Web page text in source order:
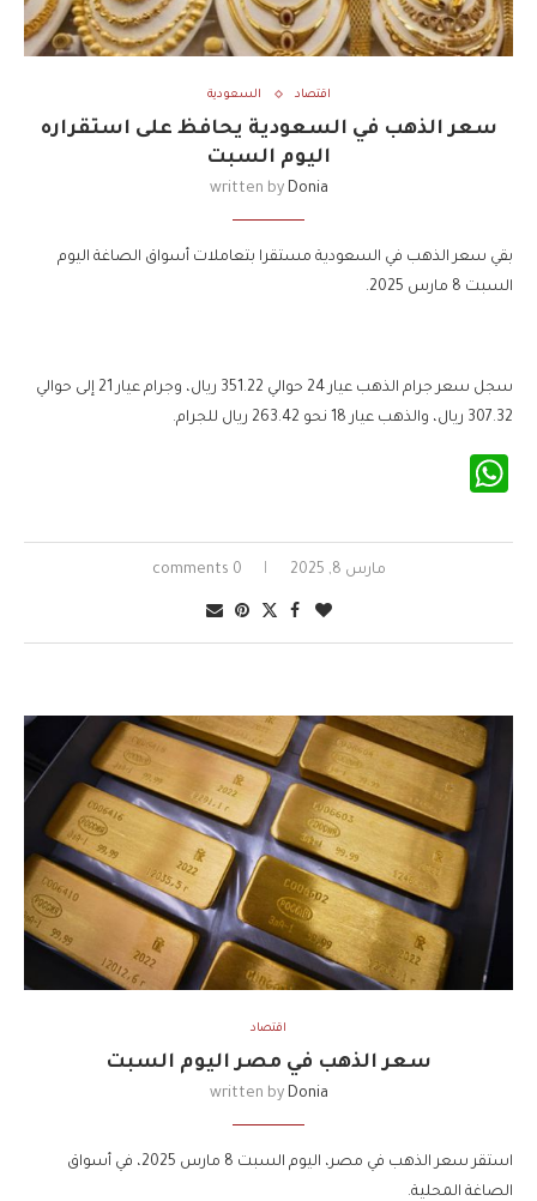
اقتصاد السعودية
سعر الذهب في السعودية يحافظ على استقراره
اليوم السبت
written by Donia
بقي سعر الذهب في السعودية مستقرا بتعاملات أسواق الصاغة اليوم
السبت 8 مارس 2025.
سجل سعر جرام الذهب عيار 24 حوالي 351.22 ريال، وجرام عيار 21 إلى حوالي
307.32 ريال، والذهب عيار 18 نحو 263.42 ريال للجرام.
مارس 8, 2025 0 comments
اقتصاد
سعر الذهب في مصر اليوم السبت
written by Donia
استقر سعر الذهب في مصر، اليوم السبت 8 مارس 2025، في أسواق
الصاغة المحلية.